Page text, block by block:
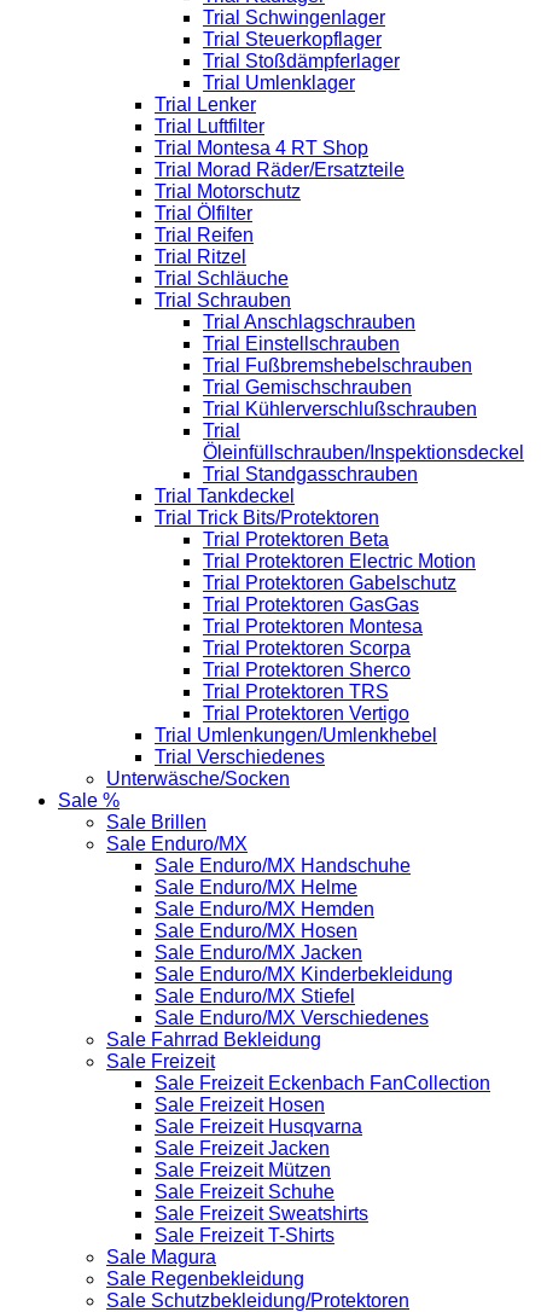
Trial Schwingenlager
Trial Steuerkopflager
Trial Stoßdämpferlager
Trial Umlenklager
Trial Lenker
Trial Luftfilter
Trial Montesa 4 RT Shop
Trial Morad Räder/Ersatzteile
Trial Motorschutz
Trial Ölfilter
Trial Reifen
Trial Ritzel
Trial Schläuche
Trial Schrauben
Trial Anschlagschrauben
Trial Einstellschrauben
Trial Fußbremshebelschrauben
Trial Gemischschrauben
Trial Kühlerverschlußschrauben
Trial
Öleinfüllschrauben/Inspektionsdeckel
Trial Standgasschrauben
Trial Tankdeckel
Trial Trick Bits/Protektoren
Trial Protektoren Beta
Trial Protektoren Electric Motion
Trial Protektoren Gabelschutz
Trial Protektoren GasGas
Trial Protektoren Montesa
Trial Protektoren Scorpa
Trial Protektoren Sherco
Trial Protektoren TRS
Trial Protektoren Vertigo
Trial Umlenkungen/Umlenkhebel
Trial Verschiedenes
Unterwäsche/Socken
Sale %
Sale Brillen
Sale Enduro/MX
Sale Enduro/MX Handschuhe
Sale Enduro/MX Helme
Sale Enduro/MX Hemden
Sale Enduro/MX Hosen
Sale Enduro/MX Jacken
Sale Enduro/MX Kinderbekleidung
Sale Enduro/MX Stiefel
Sale Enduro/MX Verschiedenes
Sale Fahrrad Bekleidung
Sale Freizeit
Sale Freizeit Eckenbach FanCollection
Sale Freizeit Hosen
Sale Freizeit Husqvarna
Sale Freizeit Jacken
Sale Freizeit Mützen
Sale Freizeit Schuhe
Sale Freizeit Sweatshirts
Sale Freizeit T-Shirts
Sale Magura
Sale Regenbekleidung
Sale Schutzbekleidung/Protektoren